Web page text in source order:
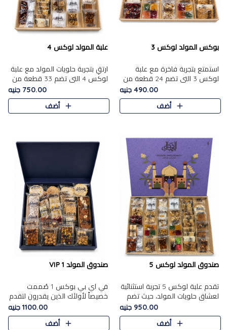
بوكس المولد لوكس 3
استمتع بتجربة فاخرة مع علبة
لوكس 3 التي تضم 24 قطعة من
أشهر حلويات المولد الشرقية
المختارة بعناية. تحتوي التشكيلة
على الجزرية بالفول، والملب..
490.00 جنيه
أضف
علبة المولد لوكس 4
ارتقِ بتجربة حلويات المولد مع علبة
لوكس 4 التي تضم 33 قطعة من
تشكيلة فاخرة ومتنوعة من أشهر
الأصناف الشرقية. تحتوي العلبة على
الجزرية بالفول،..
750.00 جنيه
أضف
صندوق المولد لوكس 5
تقدم علبة لوكس 5 تجربة استثنائية
لعشاق حلويات المولد، حيث تضم
42 قطعة من تشكيلة فاخرة تجمع
بين أشهر الأصناف التقليدية وأصناف
مميزة مختارة بع..
950.00 جنيه
أضف
صندوق المولد VIP 1
في اي بي بوكس 1 صُممت
خصيصاً لأولئك الذين يقدرون لتقدم
تجربة استثنائية بوكس تجمع بين
أفخر حلويات المولد المصري مع
تشكيلة مختارة من الأصناف ..
1100.00 جنيه
أضف